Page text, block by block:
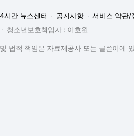
시간 뉴스센터 공지사항
서비스 약관/
청소년보호책임자 : 이호원
법적 책임은 자료제공사 또는 글쓴이에